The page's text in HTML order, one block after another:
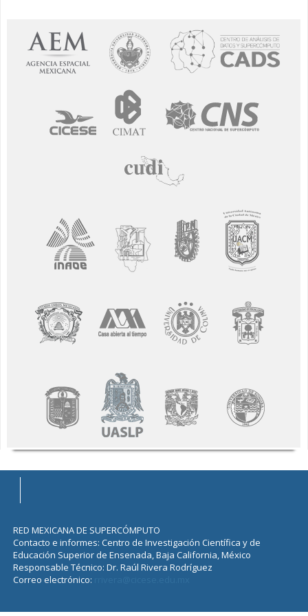
RED MEXICANA DE SUPERCÓMPUTO
Contacto e informes: Centro de Investigación Científica y de
Educación Superior de Ensenada, Baja California, México
Responsable Técnico: Dr. Raúl Rivera Rodríguez
Correo electrónico: